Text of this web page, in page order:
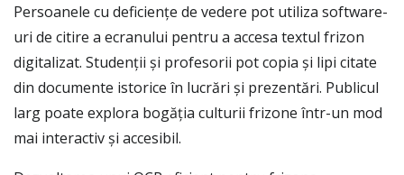
Persoanele cu deficiențe de vedere pot utiliza software-
uri de citire a ecranului pentru a accesa textul frizon
digitalizat. Studenții și profesorii pot copia și lipi citate
din documente istorice în lucrări și prezentări. Publicul
larg poate explora bogăția culturii frizone într-un mod
mai interactiv și accesibil.